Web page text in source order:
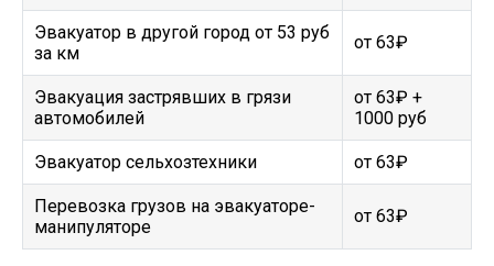
Эвакуатор в другой город от 53 руб
за км
от 63₽
Эвакуация застрявших в грязи
автомобилей
от 63₽ +
1000 руб
Эвакуатор сельхозтехники от 63₽
Перевозка грузов на эвакуаторе-
манипуляторе
от 63₽